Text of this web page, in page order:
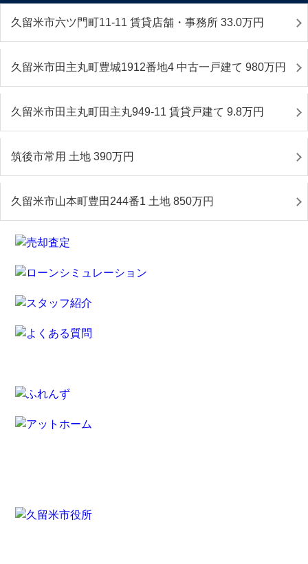
久留米市六ツ門町11-11 賃貸店舗・事務所 33.0万円
久留米市田主丸町豊城1912番地4 中古一戸建て 980万円
久留米市田主丸町田主丸949-11 賃貸戸建て 9.8万円
筑後市常用 土地 390万円
久留米市山本町豊田244番1 土地 850万円